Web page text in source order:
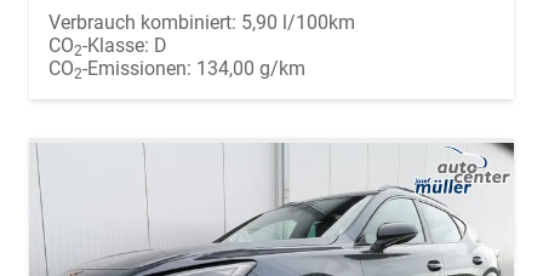
Verbrauch kombiniert: 5,90 l/100km
CO2-Klasse: D
CO2-Emissionen: 134,00 g/km